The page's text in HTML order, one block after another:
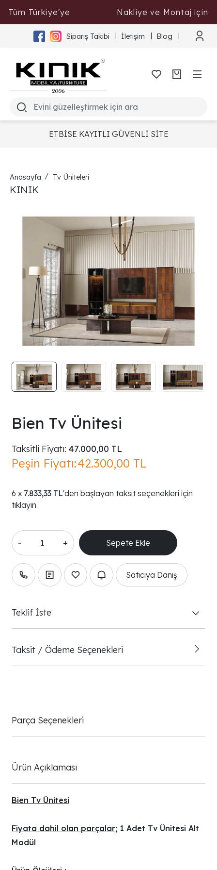
Tüm Türkiye'ye Nakliye ve Montaj için
Tıklayınız
Sipariş Takibi İletişim Blog
ETBİSE KAYITLI GÜVENLİ SİTE
Anasayfa Tv Üniteleri
KINIK
Bien Tv Ünitesi
Taksitli Fiyatı: 47.000,00 TL
Peşin Fiyatı:42.300,00 TL
7.833,33 TL'den başlayan taksit seçenekleri için
tıklayın.
- +
Satıcıya Danış
Teklif İste
Taksit / Ödeme Seçenekleri
Parça Seçenekleri
Ürün Açıklaması
Bien Tv Ünitesi
Fiyata dahil olan parçalar; 1 Adet Tv Ünitesi Alt
Modül